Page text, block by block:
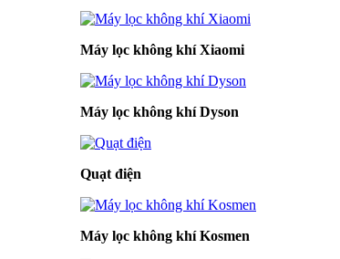
Máy lọc không khí Xiaomi
Máy lọc không khí Dyson
Quạt điện
Máy lọc không khí Kosmen